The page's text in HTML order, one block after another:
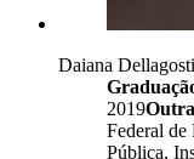
Daiana
2019
Federal de
Pública,